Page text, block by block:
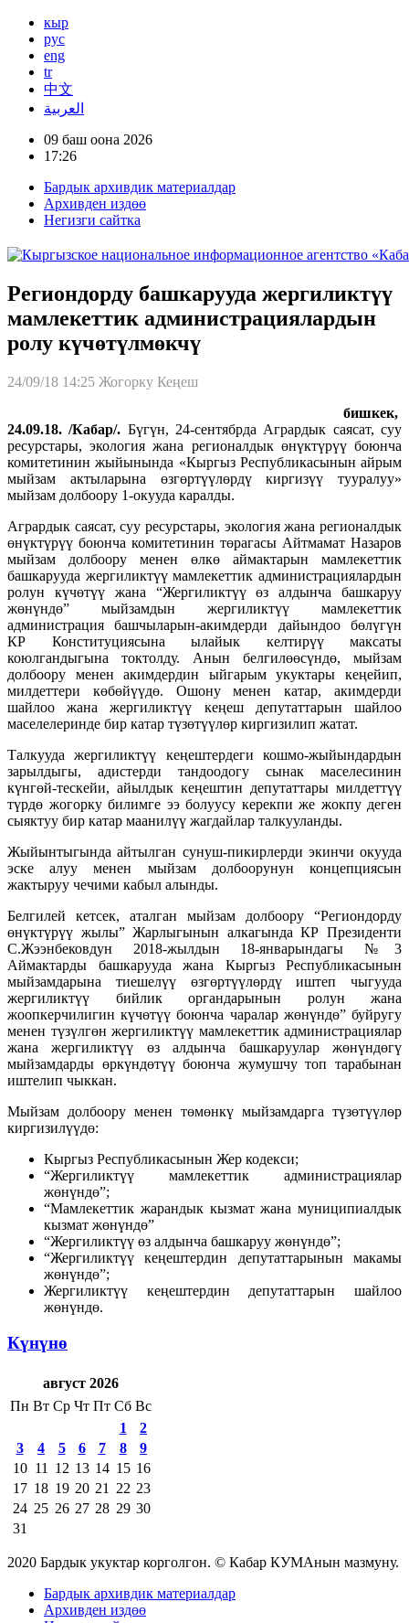
кыр
рус
eng
tr
中文
العربية
09 баш оона 2026
17:26
Бардык архивдик материалдар
Архивден издөө
Негизги сайтка
Региондорду башкарууда жергиликтүү
мамлекеттик администрациялардын
ролу күчөтүлмөкчү
24/09/18 14:25 Жогорку Кеңеш
бишкек,
24.09.18. /Кабар/. Бүгүн, 24-сентябрда Агрардык саясат, суу
ресурстары, экология жана регионалдык өнүктүрүү боюнча
комитетинин жыйынында «Кыргыз Республикасынын айрым
мыйзам актыларына өзгөртүүлөрдү киргизүү тууралуу»
мыйзам долбоору 1-окууда каралды.
Агрардык саясат, суу ресурстары, экология жана регионалдык
өнүктүрүү боюнча комитетинин төрагасы Айтмамат Назаров
мыйзам долбоору менен өлкө аймактарын мамлекеттик
башкарууда жергиликтүү мамлекеттик администрациялардын
ролун күчөтүү жана “Жергиликтүү өз алдынча башкаруу
жөнүндө” мыйзамдын жергиликтүү мамлекеттик
администрация башчыларын-акимдерди дайындоо бөлүгүн
КР Конституциясына ылайык келтирүү максаты
коюлгандыгына токтолду. Анын белгилөөсүндө, мыйзам
долбоору менен акимдердин ыйгарым укуктары кеңейип,
милдеттери көбөйүүдө. Ошону менен катар, акимдерди
шайлоо жана жергиликтүү кеңеш депутаттарын шайлоо
маселелеринде бир катар түзөтүүлөр киргизилип жатат.
Талкууда жергиликтүү кеңештердеги кошмо-жыйындардын
зарылдыгы, адистерди тандоодогу сынак маселесинин
күнгөй-тескейи, айылдык кеңештин депутаттары милдеттүү
түрдө жогорку билимге ээ болуусу керекпи же жокпу деген
сыяктуу бир катар маанилүү жагдайлар талкууланды.
Жыйынтыгында айтылган сунуш-пикирлерди экинчи окууда
эске алуу менен мыйзам долбоорунун концепциясын
жактыруу чечими кабыл алынды.
Белгилей кетсек, аталган мыйзам долбоору “Региондорду
өнүктүрүү жылы” Жарлыгынын алкагында КР Президенти
С.Жээнбековдун 2018-жылдын 18-январындагы №3
Аймактарды башкарууда жана Кыргыз Республикасынын
мыйзамдарына тиешелүү өзгөртүүлөрдү иштеп чыгууда
жергиликтүү бийлик органдарынын ролун жана
жоопкерчилигин күчөтүү боюнча чаралар жөнүндө” буйругу
менен түзүлгөн жергиликтүү мамлекеттик администрациялар
жана жергиликтүү өз алдынча башкаруулар жөнүндөгү
мыйзамдарды өркүндөтүү боюнча жумушчу топ тарабынан
иштелип чыккан.
Мыйзам долбоору менен төмөнкү мыйзамдарга түзөтүүлөр
киргизилүүдө:
Кыргыз Республикасынын Жер кодекси;
“Жергиликтүү мамлекеттик администрациялар
жөнүндө”;
“Мамлекеттик жарандык кызмат жана муниципиалдык
кызмат жөнүндө”
“Жергиликтүү өз алдынча башкаруу жөнүндө”;
“Жергиликтүү кеңештердин депутаттарынын макамы
жөнүндө”;
Жергиликтүү кеңештердин депутаттарын шайлоо
жөнүндө.
Күнүнө
август 2026
Пн Вт Ср Чт Пт Сб Вс
1
2
3
4 5 6 7 8
9
10 11 12 13 14 15 16
17 18 19 20 21 22 23
24 25 26 27 28 29 30
31
2020 Бардык укуктар корголгон. © Кабар КУМАнын мазмуну.
Бардык архивдик материалдар
Архивден издөө